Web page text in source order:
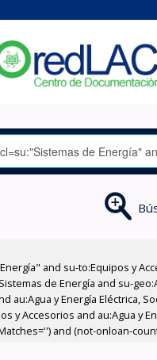
and su-to:Equipos y
de Energía and su-
au:Agua y Energía Eléctrica,
y Accesorios and au:Agua
and (not-onloan-